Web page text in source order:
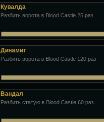
Кувалда
Разбить ворота в Blood Castle 25 раз
Динамит
Разбить ворота в Blood Castle 120 раз
Вандал
Разбить статую в Blood Castle 60 раз